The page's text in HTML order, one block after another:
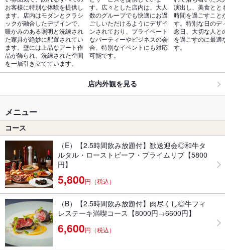
お客様に特別な体験を提供し
ます。店内はモダンとクラシ
ックが融合したデザインで、
暖かみのある照明と洗練され
た家具が絶妙に配置されてい
ます。壁には上品なアート作
品が飾られ、洗練された空間
を一層引き立てています。
す。広々とした店内は、大人
数のグループでも快適にお過
ごしいただけるようにデザイ
ンされており、プライベート
なパーティーやビジネスの会
合、特別なイベントにも対応
可能です。
演出し、美食とと
時間を過ごすこと
す。特別な日のデ
念日、大切な人と
を過ごすのに最適
す。
店内外観を見る
メニュー
コース
（E）【2.5時間飲み放題付】歓送迎会◎和牛タ
ルタル・ローストビーフ・プライムリブ【5800
円】
5,800円（税込）
（B）【2.5時間飲み放題付】肉尽くし◎牛フィ
レステーキ満喫コース【8000円→6600円】
6,600円（税込）